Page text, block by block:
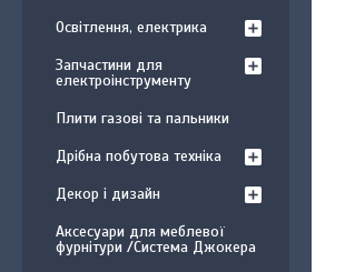
Освітлення, електрика
Запчастини для
електроінструменту
Плити газові та пальники
Дрібна побутова техніка
Декор і дизайн
Аксесуари для меблевої
фурнітури /Система Джокера